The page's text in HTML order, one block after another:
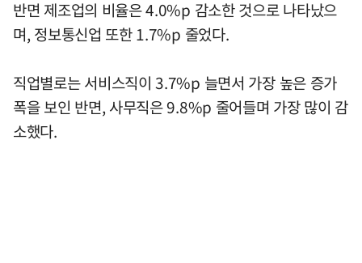
반면 제조업의 비율은 4.0%p 감소한 것으로 나타났으
며, 정보통신업 또한 1.7%p 줄었다.
직업별로는 서비스직이 3.7%p 늘면서 가장 높은 증가
폭을 보인 반면, 사무직은 9.8%p 줄어들며 가장 많이 감
소했다.